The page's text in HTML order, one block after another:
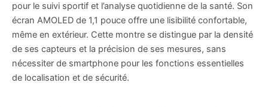
pour le suivi sportif et l’analyse quotidienne de la santé. Son
écran AMOLED de 1,1 pouce offre une lisibilité confortable,
même en extérieur. Cette montre se distingue par la densité
de ses capteurs et la précision de ses mesures, sans
nécessiter de smartphone pour les fonctions essentielles
de localisation et de sécurité.